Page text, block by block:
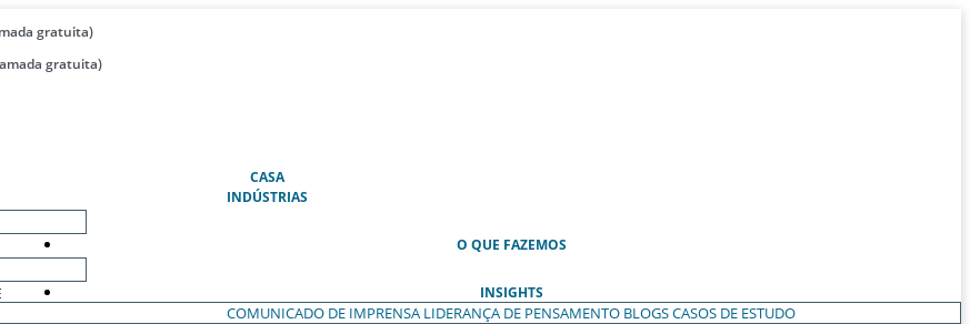
gratuita)
gratuita)
CASA(ATUAL)
INDÚSTRIAS
O QUE FAZEMOS
INSIGHTS
COMUNICADO DE IMPRENSA LIDERANÇA DE PENSAMENTO BLOGSCASOS DE ESTUDO